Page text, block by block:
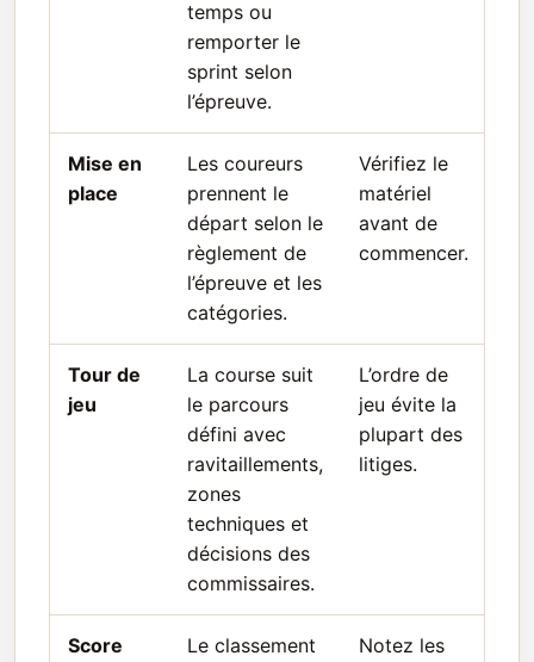
temps ou
remporter le
sprint selon
l’épreuve.
Mise en
place
Les coureurs
prennent le
départ selon le
règlement de
l’épreuve et les
catégories.
Vérifiez le
matériel
avant de
commencer.
Tour de
jeu
La course suit
le parcours
défini avec
ravitaillements,
zones
techniques et
décisions des
commissaires.
L’ordre de
jeu évite la
plupart des
litiges.
Score
Le classement
Notez les